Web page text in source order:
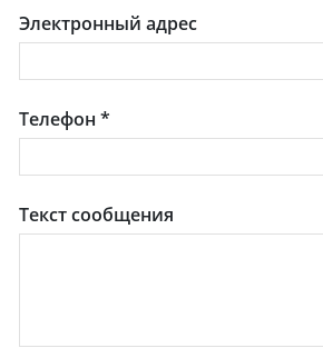
Электронный адрес
Телефон*
Текст сообщения